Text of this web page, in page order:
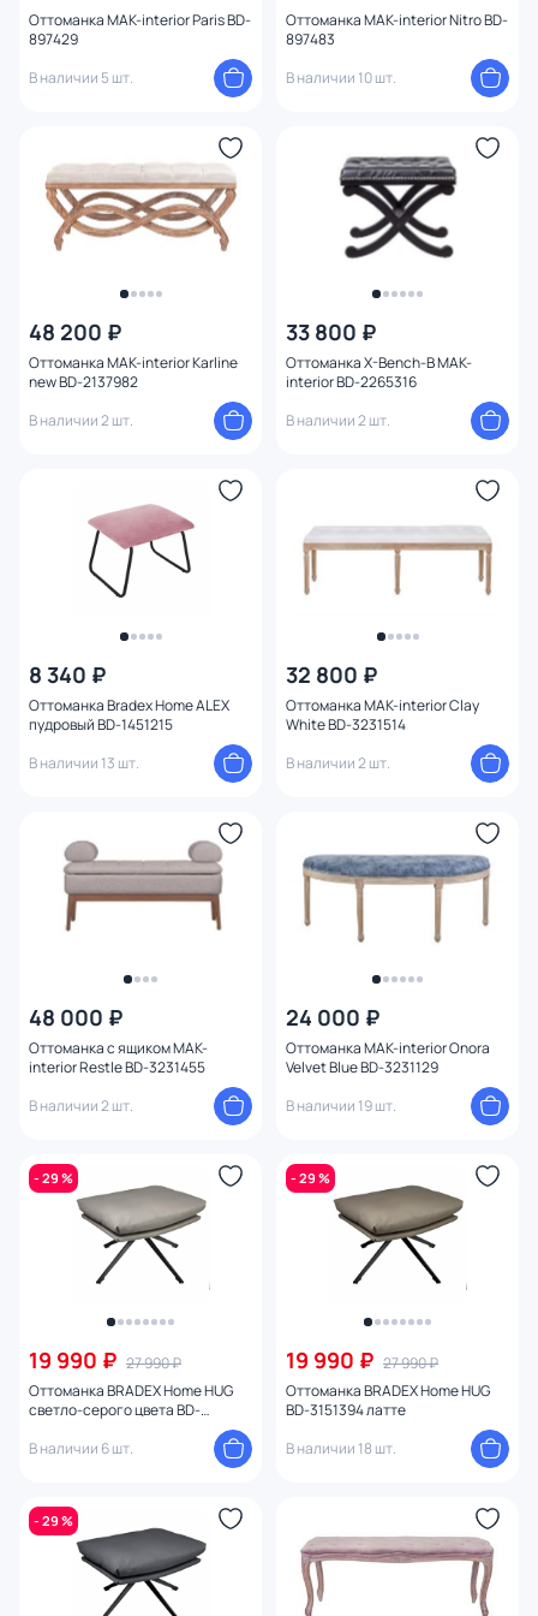
Оттоманка MAK-interior Paris BD-
897429
В наличии 5 шт.
Оттоманка MAK-interior Nitro BD-
897483
В наличии 10 шт.
48 200 ₽
Оттоманка MAK-interior Karline
new BD-2137982
В наличии 2 шт.
33 800 ₽
Оттоманка X-Bench-B MAK-
interior BD-2265316
В наличии 2 шт.
8 340 ₽
Оттоманка Bradex Home ALEX
пудровый BD-1451215
В наличии 13 шт.
32 800 ₽
Оттоманка MAK-interior Clay
White BD-3231514
В наличии 2 шт.
48 000 ₽
Оттоманка с ящиком MAK-
interior Restle BD-3231455
В наличии 2 шт.
24 000 ₽
Оттоманка MAK-interior Onora
Velvet Blue BD-3231129
В наличии 19 шт.
- 29 %
19 990 ₽ 27 990 ₽
Оттоманка BRADEX Home HUG
светло-серого цвета BD-
В наличии 6 шт.
- 29 %
19 990 ₽ 27 990 ₽
Оттоманка BRADEX Home HUG
BD-3151394 латте
В наличии 18 шт.
- 29 %